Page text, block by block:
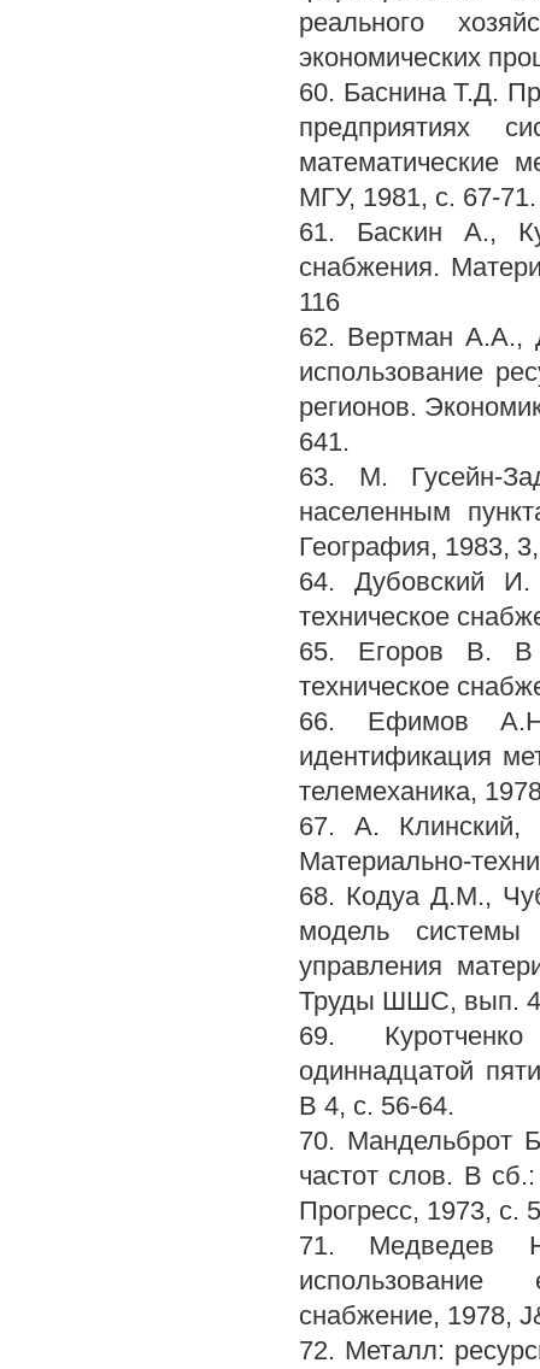
реального
экономических
60. Баснина Т.Д.
предприятиях
математические
МГУ, 1981, с. 67-71.
61. Баскин А.,
снабжения.
116
62. Вертман A.A.,
использование
регионов.
641.
63. М. Гусейн-
населенным
География, 1983,
64. Дубовский И.
техническое
65. Егоров В. В
техническое
66. Ефимов
идентификация
телемеханика,
67. А. Клинский,
Материально-
68. Кодуа Д.М.,
модель системы
управления
Труды ШШС, вып.
69.
одиннадцатой
В 4, с. 56-64.
70. Мандельброт
частот слов. В
Прогресс, 1973, с.
71. Медведев
использование
снабжение, 1978,
72. Металл: